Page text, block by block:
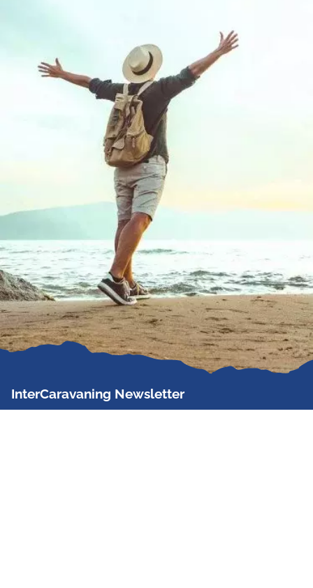
InterCaravaning Newsletter